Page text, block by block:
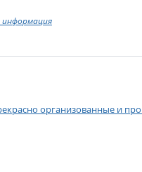
информация
организованные и